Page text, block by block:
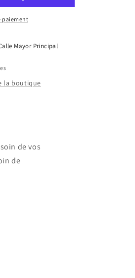
paiement
Mayor Principal
la boutique
de vos
de